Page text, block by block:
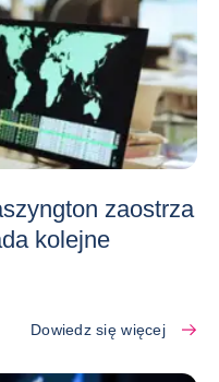
zaostrza
kolejne
Dowiedz się więcej